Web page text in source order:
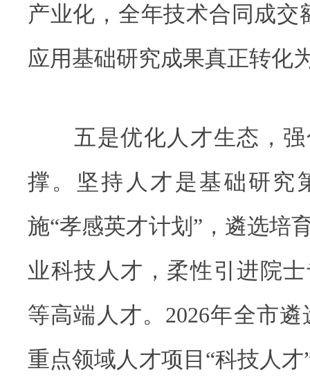
产业化，全年技术合同成交
应用基础研究成果真正转化
五是优化人才生态，强
撑。坚持人才是基础研究
施“孝感英才计划”，遴选培
业科技人才，柔性引进院
等高端人才。2026年全市遴
重点领域人才项目“科技人